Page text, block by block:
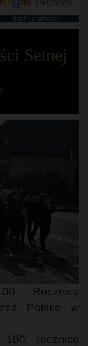
Setnej
Rocznicy
Polskę w
100. rocznicę